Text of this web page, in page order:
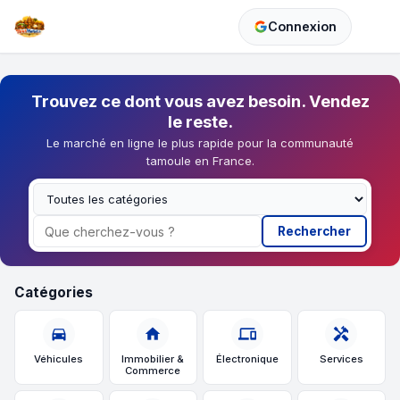
Connexion
Trouvez ce dont vous avez besoin. Vendez
le reste.
Le marché en ligne le plus rapide pour la communauté
tamoule en France.
Rechercher
Catégories
directions_car
Véhicules
home
Immobilier &
Commerce
devices
Électronique
handyman
Services